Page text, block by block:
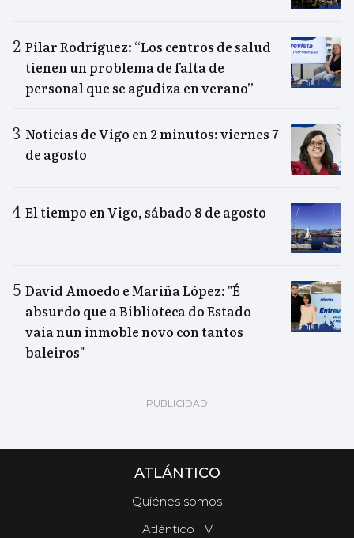
Pilar Rodríguez: “Los centros de salud
tienen un problema de falta de
personal que se agudiza en verano”
Noticias de Vigo en 2 minutos: viernes 7
de agosto
El tiempo en Vigo, sábado 8 de agosto
David Amoedo e Mariña López: "É
absurdo que a Biblioteca do Estado
vaia nun inmoble novo con tantos
baleiros"
ATLÁNTICO
Quiénes somos
Atlántico TV